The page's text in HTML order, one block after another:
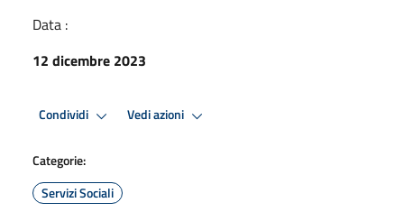
Data :
12 dicembre 2023
Condividi Vedi azioni
Categorie:
Servizi Sociali